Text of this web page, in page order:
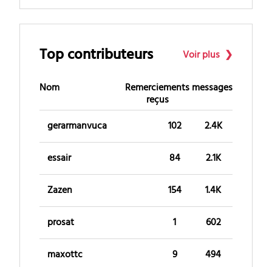
Top contributeurs Voir plus
Nom Remerciements
reçus
messages
gerarmanvuca 102 2.4K
essair 84 2.1K
Zazen 154 1.4K
prosat 1 602
maxottc 9 494